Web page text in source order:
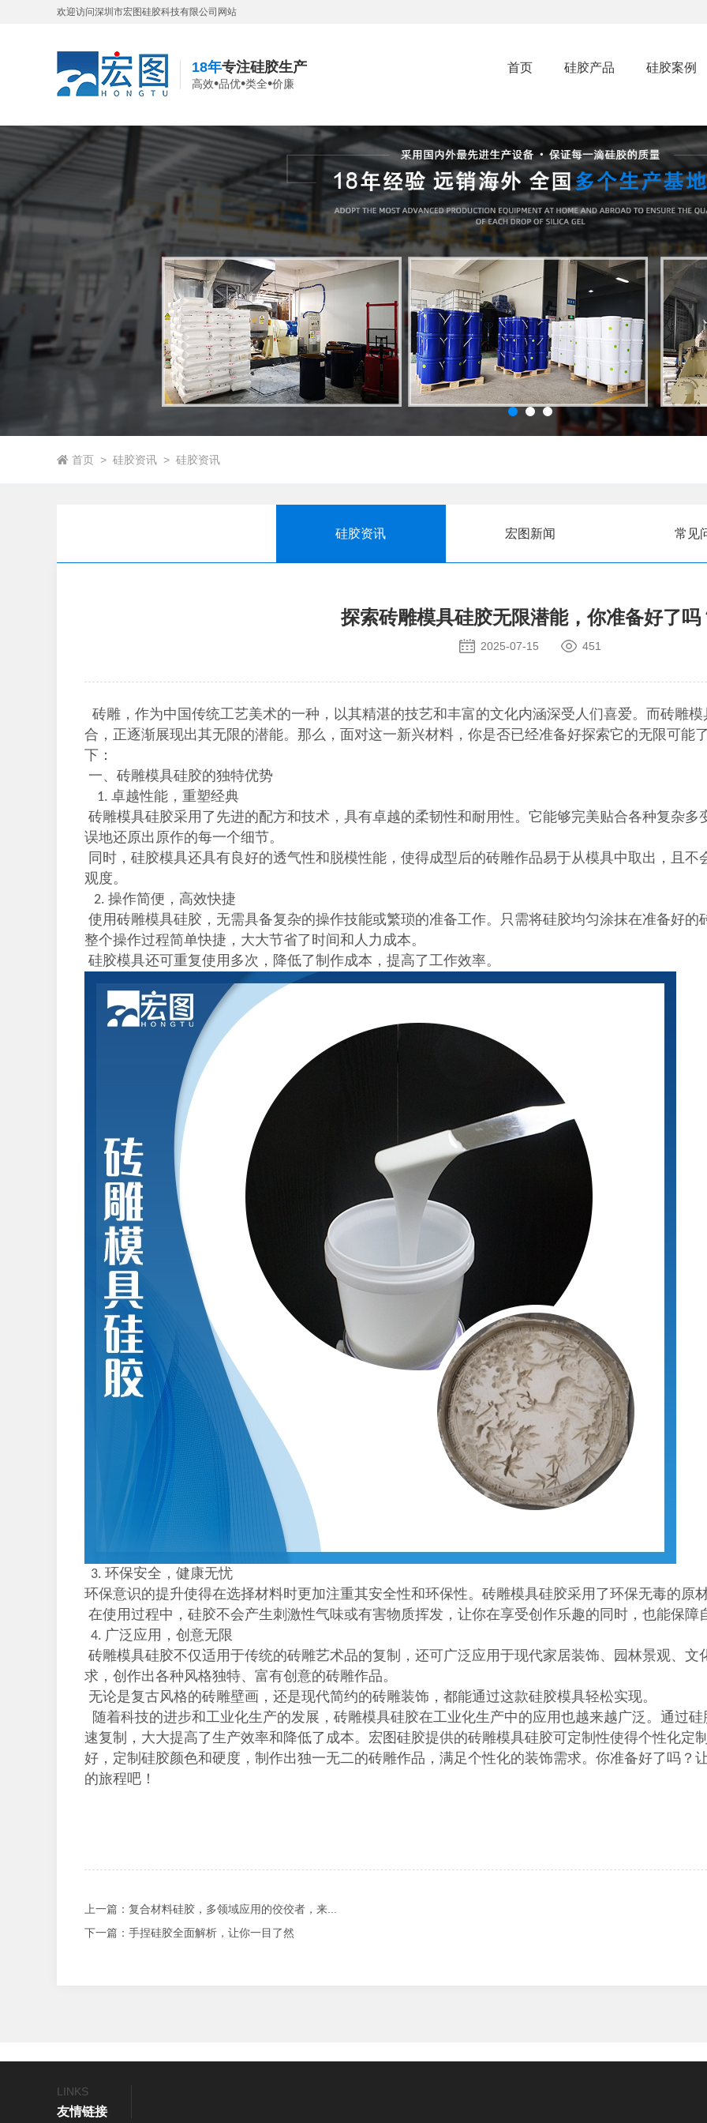
欢迎访问深圳市宏图硅胶科技有限公司网站
18年专注硅胶生产
高效•品优•类全•价廉
首页 硅胶产品 硅胶案例
首页 > 硅胶资讯 > 硅胶资讯
硅胶资讯 宏图新闻 常见
探索砖雕模具硅胶无限潜能，你准备好了吗
2025-07-15 451
砖雕，作为中国传统工艺美术的一种，以其精湛的技艺和丰富的文化内涵深受人们喜爱。而砖雕
合，正逐渐展现出其无限的潜能。那么，面对这一新兴材料，你是否已经准备好探索它的无限可能
下：
一、砖雕模具硅胶的独特优势
1. 卓越性能，重塑经典
砖雕模具硅胶采用了先进的配方和技术，具有卓越的柔韧性和耐用性。它能够完美贴合各种复杂
误地还原出原作的每一个细节。
同时，硅胶模具还具有良好的透气性和脱模性能，使得成型后的砖雕作品易于从模具中取出，且
观度。
2. 操作简便，高效快捷
使用砖雕模具硅胶，无需具备复杂的操作技能或繁琐的准备工作。只需将硅胶均匀涂抹在准备好
整个操作过程简单快捷，大大节省了时间和人力成本。
硅胶模具还可重复使用多次，降低了制作成本，提高了工作效率。
3. 环保安全，健康无忧
环保意识的提升使得在选择材料时更加注重其安全性和环保性。砖雕模具硅胶采用了环保无毒的原
在使用过程中，硅胶不会产生刺激性气味或有害物质挥发，让你在享受创作乐趣的同时，也能保障
4. 广泛应用，创意无限
砖雕模具硅胶不仅适用于传统的砖雕艺术品的复制，还可广泛应用于现代家居装饰、园林景观、
求，创作出各种风格独特、富有创意的砖雕作品。
无论是复古风格的砖雕壁画，还是现代简约的砖雕装饰，都能通过这款硅胶模具轻松实现。
随着科技的进步和工业化生产的发展，砖雕模具硅胶在工业化生产中的应用也越来越广泛。通过
速复制，大大提高了生产效率和降低了成本。宏图硅胶提供的砖雕模具硅胶可定制性使得个性化定
好，定制硅胶颜色和硬度，制作出独一无二的砖雕作品，满足个性化的装饰需求。你准备好了吗？
的旅程吧！
上一篇 ：复合材料硅胶，多领域应用的佼佼者，来...
下一篇 ：手捏硅胶全面解析，让你一目了然
LINKS
友情链接